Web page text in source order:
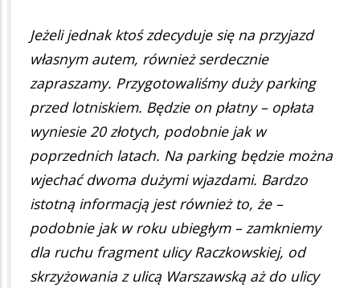
Jeżeli jednak ktoś zdecyduje się na przyjazd
własnym autem, również serdecznie
zapraszamy. Przygotowaliśmy duży parking
przed lotniskiem. Będzie on płatny – opłata
wyniesie 20 złotych, podobnie jak w
poprzednich latach. Na parking będzie można
wjechać dwoma dużymi wjazdami. Bardzo
istotną informacją jest również to, że –
podobnie jak w roku ubiegłym – zamkniemy
dla ruchu fragment ulicy Raczkowskiej, od
skrzyżowania z ulicą Warszawską aż do ulicy